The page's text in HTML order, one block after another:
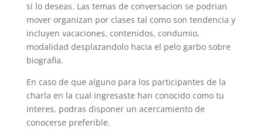
si lo deseas. Las temas de conversacion se podri­an
mover organizan por clases tal como son tendencia y
incluyen vacaciones, contenidos, condumio,
modalidad desplazandolo hacia el pelo garbo sobre
biografia.
En caso de que alguno para los participantes de la
charla en la cual ingresaste han conocido como tu
interes, podras disponer un acercamiento de
conocerse preferible.